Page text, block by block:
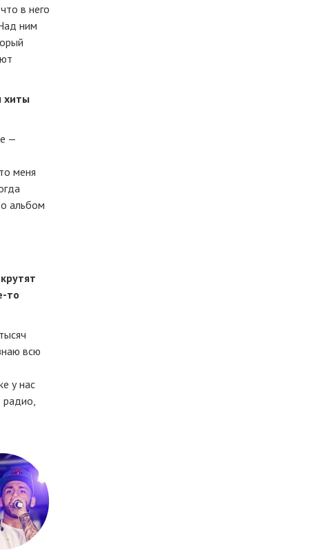
в него
ним
хиты
—
меня
альбом
то
всю
у нас
радио,